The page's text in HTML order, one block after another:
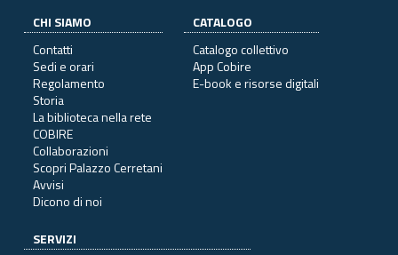
CHI SIAMO
Contatti
Sedi e orari
Regolamento
Storia
La biblioteca nella rete
COBIRE
Collaborazioni
Scopri Palazzo Cerretani
Avvisi
Dicono di noi
CATALOGO
Catalogo collettivo
App Cobire
E-book e risorse digitali
SERVIZI